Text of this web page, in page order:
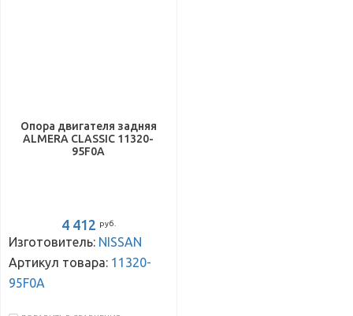
Опора двигателя задняя
ALMERA CLASSIC 11320-
95F0A
4 412 руб.
Изготовитель: NISSAN
Артикул товара: 11320-
95F0A